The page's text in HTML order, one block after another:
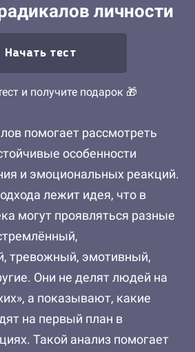
личности
Начать тест
и получите подарок 🎁
помогает рассмотреть
особенности
и эмоциональных реакций.
лежит идея, что в
могут проявляться разные
тревожный, эмотивный,
Они не делят людей на
а показывают, какие
на первый план в
Такой анализ помогает